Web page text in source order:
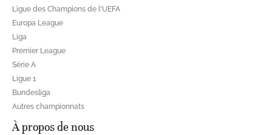
Ligue des Champions de l'UEFA
Europa League
Liga
Premier League
Série A
Ligue 1
Bundesliga
Autres championnats
À propos de nous